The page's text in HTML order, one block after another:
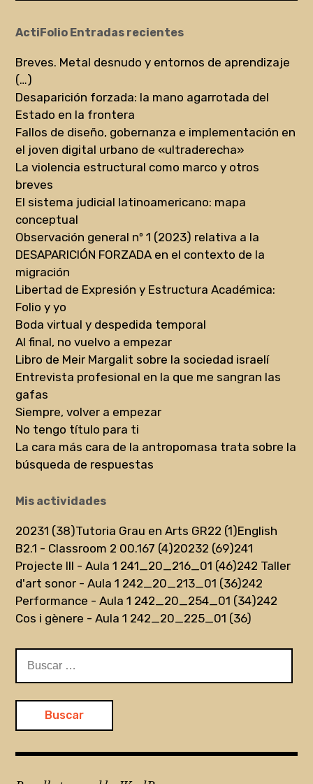
ActiFolio Entradas recientes
Breves. Metal desnudo y entornos de aprendizaje
(…)
Desaparición forzada: la mano agarrotada del
Estado en la frontera
Fallos de diseño, gobernanza e implementación en
el joven digital urbano de «ultraderecha»
La violencia estructural como marco y otros
breves
El sistema judicial latinoamericano: mapa
conceptual
Observación general nº 1 (2023) relativa a la
DESAPARICIÓN FORZADA en el contexto de la
migración
Libertad de Expresión y Estructura Académica:
Folio y yo
Boda virtual y despedida temporal
Al final, no vuelvo a empezar
Libro de Meir Margalit sobre la sociedad israelí
Entrevista profesional en la que me sangran las
gafas
Siempre, volver a empezar
No tengo título para ti
La cara más cara de la antropomasa trata sobre la
búsqueda de respuestas
Mis actividades
20231 (38)Tutoria Grau en Arts GR22 (1)English
B2.1 - Classroom 2 00.167 (4)20232 (69)241
Projecte III - Aula 1 241_20_216_01 (46)242 Taller
d'art sonor - Aula 1 242_20_213_01 (36)242
Performance - Aula 1 242_20_254_01 (34)242
Cos i gènere - Aula 1 242_20_225_01 (36)